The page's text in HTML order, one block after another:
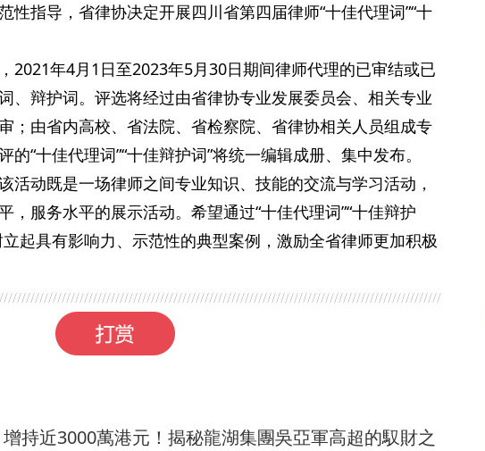
性指导，省律协决定开展四川省第四届律师“十佳代理词”“十
2021年4月1日至2023年5月30日期间律师代理的已审结或已
、辩护词。评选将经过由省律协专业发展委员会、相关专业
；由省内高校、省法院、省检察院、省律协相关人员组成专
“十佳代理词”“十佳辩护词”将统一编辑成册、集中发布。
活动既是一场律师之间专业知识、技能的交流与学习活动，
，服务水平的展示活动。希望通过“十佳代理词”“十佳辩护
起具有影响力、示范性的典型案例，激励全省律师更加积极
增持近3000萬港元！揭秘龍湖集團吳亞軍高超的馭財之